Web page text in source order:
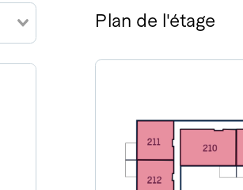
Plan de l'étage